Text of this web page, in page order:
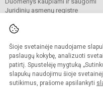
Šioje svetainėje naudojame
paslaugų kokybę, analizuoti
patirtį. Spustelėję mygtuką
slapukų naudojimu šioje
sutikimus, prašome apsilankyti
Juridinių asmenų registre
© 2026. Šiaulių Salduvės
Kopijuoti turinį be raštiško įstaigos